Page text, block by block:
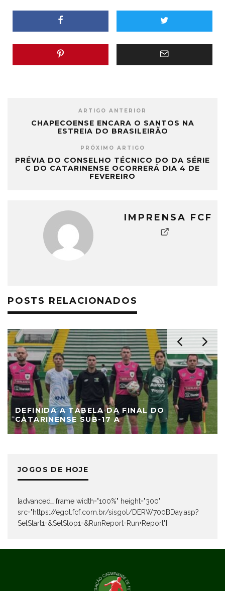
ARTIGO ANTERIOR
CHAPECOENSE ENCARA O SANTOS NA
ESTREIA DO BRASILEIRÃO
PRÓXIMO ARTIGO
PRÉVIA DO CONSELHO TÉCNICO DO DA SÉRIE
C DO CATARINENSE OCORRERÁ DIA 4 DE
FEVEREIRO
IMPRENSA FCF
POSTS RELACIONADOS
DEFINIDA A TABELA DA FINAL DO
CATARINENSE SUB-17 A
JOGOS DE HOJE
[advanced_iframe width="100%" height="300"
src="https://egol.fcf.com.br/sisgol/DERW700BDay.asp?
SelStart1=&SelStop1=&RunReport=Run+Report"]